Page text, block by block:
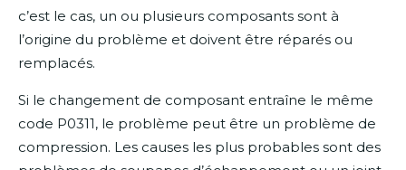
c’est le cas, un ou plusieurs composants sont à
l’origine du problème et doivent être réparés ou
remplacés.
Si le changement de composant entraîne le même
code P0311, le problème peut être un problème de
compression. Les causes les plus probables sont des